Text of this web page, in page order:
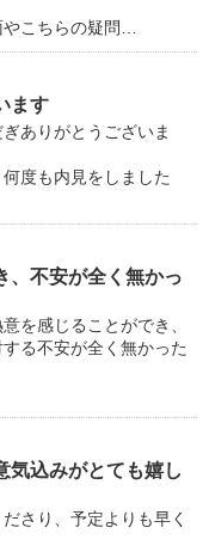
こちらの疑問…
ます
ありがとうございま
度も内見をしました
、不安が全く無かっ
を感じることができ、
る不安が全く無かった
気込みがとても嬉し
さり、予定よりも早く